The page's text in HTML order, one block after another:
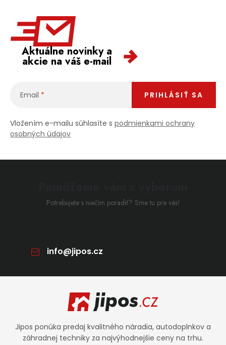
Aktuálne novinky a
akcie na váš e-mail
Email
Vložením e-mailu súhlasíte s podmienkami ochrany
osobných údajov
PRIHLÁSIŤ SA
Potrebujete s niečím poradiť? Sme tu pre vás!
info@jipos.cz
Jipos ponúka predaj kvalitného náradia, autodoplnkov a
záhradnej techniky za najvýhodnejšie ceny na trhu.